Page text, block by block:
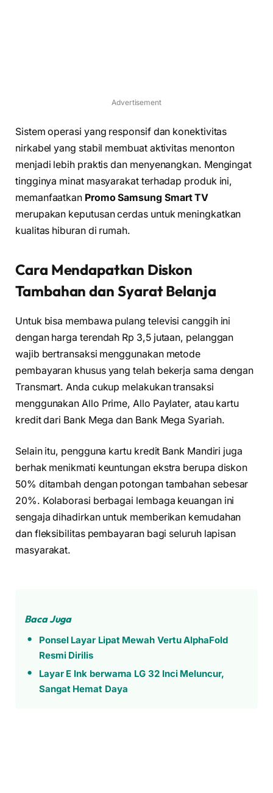
Advertisement
Sistem operasi yang responsif dan konektivitas
nirkabel yang stabil membuat aktivitas menonton
menjadi lebih praktis dan menyenangkan. Mengingat
tingginya minat masyarakat terhadap produk ini,
memanfaatkan Promo Samsung Smart TV
merupakan keputusan cerdas untuk meningkatkan
kualitas hiburan di rumah.
Cara Mendapatkan Diskon
Tambahan dan Syarat Belanja
Untuk bisa membawa pulang televisi canggih ini
dengan harga terendah Rp 3,5 jutaan, pelanggan
wajib bertransaksi menggunakan metode
pembayaran khusus yang telah bekerja sama dengan
Transmart. Anda cukup melakukan transaksi
menggunakan Allo Prime, Allo Paylater, atau kartu
kredit dari Bank Mega dan Bank Mega Syariah.
Selain itu, pengguna kartu kredit Bank Mandiri juga
berhak menikmati keuntungan ekstra berupa diskon
50% ditambah dengan potongan tambahan sebesar
20%. Kolaborasi berbagai lembaga keuangan ini
sengaja dihadirkan untuk memberikan kemudahan
dan fleksibilitas pembayaran bagi seluruh lapisan
masyarakat.
Baca Juga
Ponsel Layar Lipat Mewah Vertu AlphaFold
Resmi Dirilis
Layar E Ink berwarna LG 32 Inci Meluncur,
Sangat Hemat Daya